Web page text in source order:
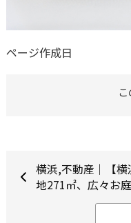
ページ作成日
横浜,不動産｜【
地271㎡、広々お